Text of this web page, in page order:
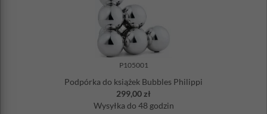
P105001
Podpórka do książek Bubbles Philippi
299,00 zł
Wysyłka do 48 godzin